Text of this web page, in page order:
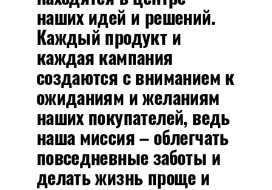
наших идей и решений.
Каждый продукт и
каждая кампания
создаются с вниманием к
ожиданиям и желаниям
наших покупателей, ведь
наша миссия – облегчать
повседневные заботы и
делать жизнь проще и